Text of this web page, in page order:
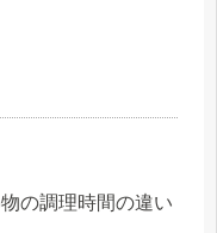
の調理時間の違い